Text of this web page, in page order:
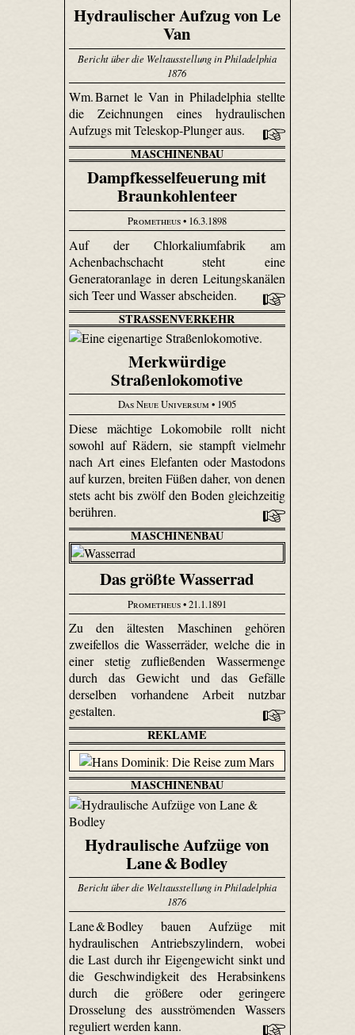
Hydraulischer Aufzug von Le
Van
Bericht über die Weltausstellung in Philadelphia
1876
Wm. Barnet le Van in Philadelphia stellte
die Zeichnungen eines hydraulischen
Aufzugs mit Teleskop-Plunger aus.
MASCHINENBAU
Dampfkesselfeuerung mit
Braunkohlenteer
Prometheus• 16.3.1898
Auf der Chlorkaliumfabrik am
Achenbachschacht steht eine
Generatoranlage in deren Leitungskanälen
sich Teer und Wasser abscheiden.
STRASSENVERKEHR
Merkwürdige
Straßenlokomotive
Das Neue Universum• 1905
Diese mächtige Loko­mobile rollt nicht
sowohl auf Rädern, sie stampft vielmehr
nach Art eines Elefanten oder Mastodons
auf kurzen, breiten Füßen daher, von denen
stets acht bis zwölf den Boden gleichzeitig
berühren.
MASCHINENBAU
Das größte Wasserrad
Prometheus• 21.1.1891
Zu den ältesten Maschinen gehören
zweifellos die Wasserräder, welche die in
einer stetig zufließenden Wassermenge
durch das Gewicht und das Gefälle
derselben vorhandene Arbeit nutzbar
gestalten.
REKLAME
MASCHINENBAU
Hydraulische Aufzüge von
Lane & Bodley
Bericht über die Weltausstellung in Philadelphia
1876
Lane & Bodley bauen Aufzüge mit
hydraulischen Antriebszylindern, wobei
die Last durch ihr Eigengewicht sinkt und
die Geschwindigkeit des Herabsinkens
durch die größere oder geringere
Drosselung des ausströmenden Wassers
reguliert werden kann.